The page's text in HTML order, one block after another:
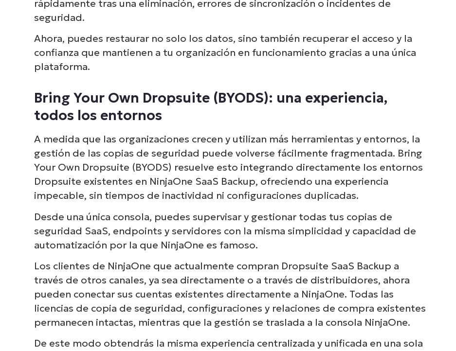
rápidamente tras una eliminación, errores de sincronización o incidentes de
seguridad.
Ahora, puedes restaurar no solo los datos, sino también recuperar el acceso y la
confianza que mantienen a tu organización en funcionamiento gracias a una única
plataforma.
Bring Your Own Dropsuite (BYODS): una experiencia,
todos los entornos
A medida que las organizaciones crecen y utilizan más herramientas y entornos, la
gestión de las copias de seguridad puede volverse fácilmente fragmentada. Bring
Your Own Dropsuite (BYODS) resuelve esto integrando directamente los entornos
Dropsuite existentes en NinjaOne SaaS Backup, ofreciendo una experiencia
impecable, sin tiempos de inactividad ni configuraciones duplicadas.
Desde una única consola, puedes supervisar y gestionar todas tus copias de
seguridad SaaS, endpoints y servidores con la misma simplicidad y capacidad de
automatización por la que NinjaOne es famoso.
Los clientes de NinjaOne que actualmente compran Dropsuite SaaS Backup a
través de otros canales, ya sea directamente o a través de distribuidores, ahora
pueden conectar sus cuentas existentes directamente a NinjaOne. Todas las
licencias de copia de seguridad, configuraciones y relaciones de compra existentes
permanecen intactas, mientras que la gestión se traslada a la consola NinjaOne.
De este modo obtendrás la misma experiencia centralizada y unificada en una sola
Descubre NinjaOne en
acción
Explora nuestras demos bajo demanda y descubre
cómo NinjaOne simplifica tareas de TI como la gestión
de endpoints, el parcheo, el MDM, la gestión de tickets y